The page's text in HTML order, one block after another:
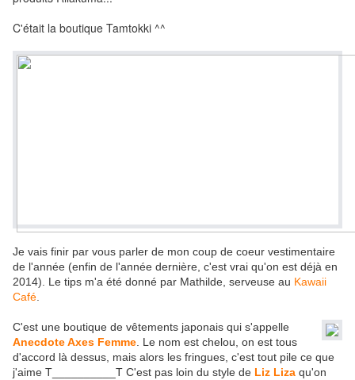
C'était la boutique Tamtokki ^^
Je vais finir par vous parler de mon coup de coeur vestimentaire
de l'année (enfin de l'année dernière, c'est vrai qu'on est déjà en
2014). Le tips m'a été donné par Mathilde, serveuse au Kawaii
Café
C'est une boutique de vêtements japonais qui s'appelle
Anecdote Axes Femme . Le nom est chelou, on est tous
d'accord là dessus, mais alors les fringues, c'est tout pile ce que
j'aime T__________T C'est pas loin du style de Liz Liza qu'on